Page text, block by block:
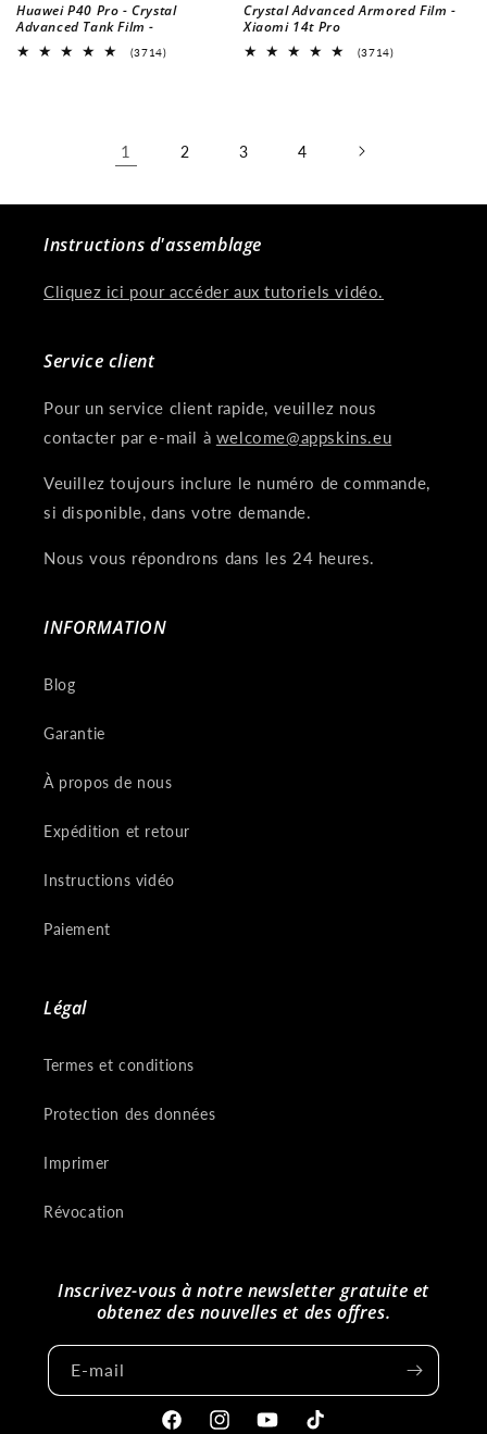
Huawei P40 Pro - Crystal
Advanced Tank Film -
(3714)3714
Crystal Advanced Armored Film -
Xiaomi 14t Pro
(3714)3714
1 2 3 4
Instructions d'assemblage
Cliquez ici pour accéder aux tutoriels vidéo.
Service client
Pour un service client rapide, veuillez nous
contacter par e-mail à welcome@appskins.eu
Veuillez toujours inclure le numéro de commande,
si disponible, dans votre demande.
Nous vous répondrons dans les 24 heures.
INFORMATION
Blog
Garantie
À propos de nous
Expédition et retour
Instructions vidéo
Paiement
Légal
Termes et conditions
Protection des données
Imprimer
Révocation
Inscrivez-vous à notre newsletter gratuite et
obtenez des nouvelles et des offres.
E-mail